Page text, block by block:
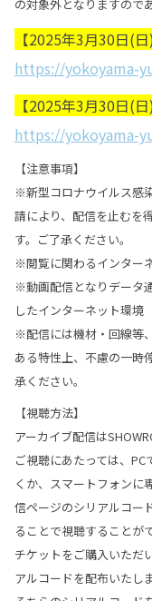
の対象外となりますので
【2025年3月30日(
https://yokoyama-
【2025年3月30日(
https://yokoyama-
【注意事項】
※新型コロナウイルス感
請により、配信を止むを
す。ご了承ください。
※閲覧に関わるインター
※動画配信となりデータ
したインターネット環境
※配信には機材・回線等
ある特性上、不慮の一時
承ください。
【視聴方法】
アーカイブ配信は
ご視聴にあたっては、
くか、スマートフォンに
信ページのシリアルコー
ることで視聴することが
チケットをご購入いただ
アルコードを配布いたしま